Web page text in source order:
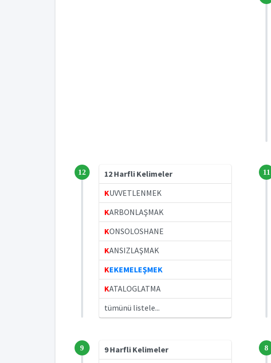
12
12 Harfli Kelimeler
KUVVETLENMEK
KARBONLAŞMAK
KONSOLOSHANE
KANSIZLAŞMAK
KEKEMELEŞMEK
KATALOGLATMA
tümünü listele...
11
9
9 Harfli Kelimeler
8